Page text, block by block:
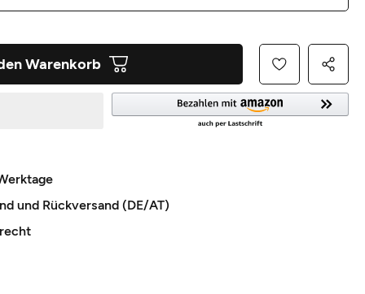
Warenkorb
und Rückversand (DE/AT)